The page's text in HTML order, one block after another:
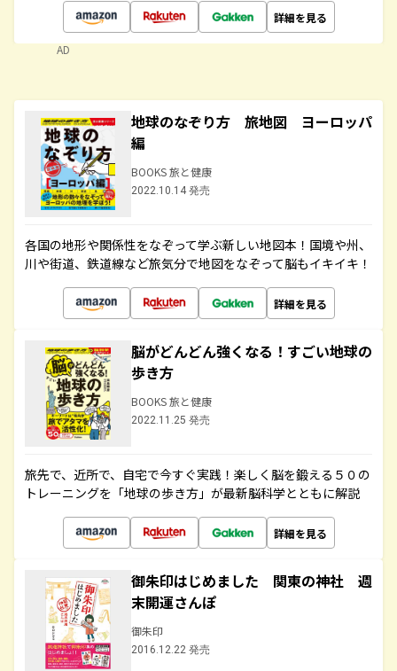
詳細を見る
AD
地球のなぞり方 旅地図 ヨーロッパ
編
BOOKS 旅と健康
2022.10.14 発売
各国の地形や関係性をなぞって学ぶ新しい地図本！国境や州、
川や街道、鉄道線など旅気分で地図をなぞって脳もイキイキ！
詳細を見る
脳がどんどん強くなる！すごい地球の
歩き方
BOOKS 旅と健康
2022.11.25 発売
旅先で、近所で、自宅で今すぐ実践！楽しく脳を鍛える５０の
トレーニングを「地球の歩き方」が最新脳科学とともに解説
詳細を見る
御朱印はじめました 関東の神社 週
末開運さんぽ
御朱印
2016.12.22 発売